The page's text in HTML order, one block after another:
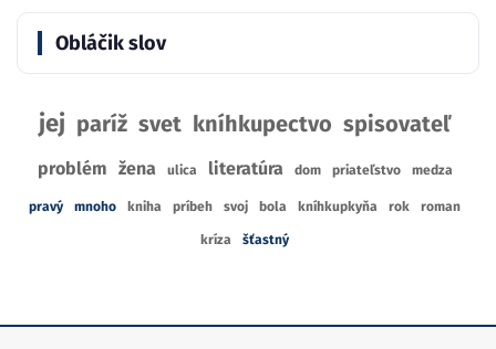
Obláčik slov
jej paríž svet kníhkupectvo spisovateľ
problém žena ulica literatúra dom priateľstvo medza
pravý mnoho kniha príbeh svoj bola kníhkupkyňa rok roman
kríza šťastný